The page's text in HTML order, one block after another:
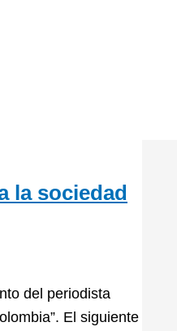
la sociedad
del periodista
El siguiente